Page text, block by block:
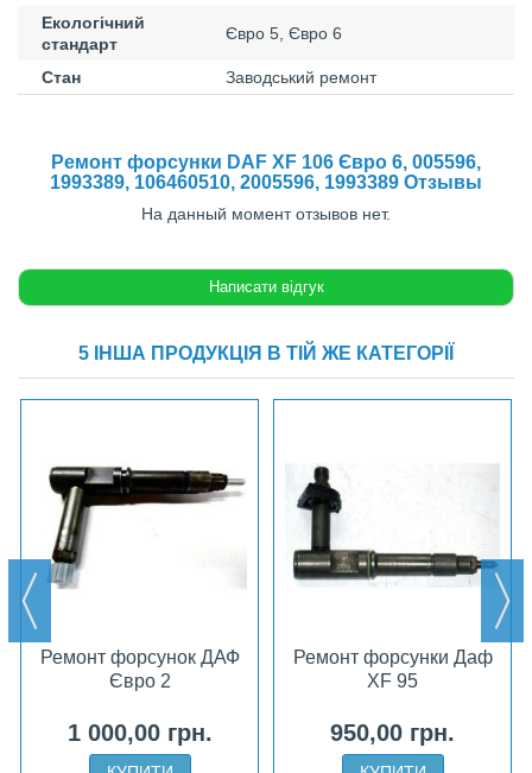
Екологічний
стандарт
Євро 5, Євро 6
Стан Заводський ремонт
Ремонт форсунки DAF XF 106 Євро 6, 005596,
1993389, 106460510, 2005596, 1993389 Отзывы
На данный момент отзывов нет.
5 ІНША ПРОДУКЦІЯ В ТІЙ ЖЕ КАТЕГОРІЇ
Ремонт форсунок ДАФ
Євро 2
1 000,00 грн.
Ремонт форсунки Даф
XF 95
950,00 грн.